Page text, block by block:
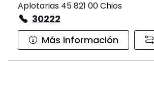
Aplotarias 45 821 00 Chios
30222
Más información